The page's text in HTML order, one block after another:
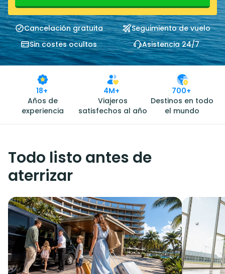
Cancelación gratuita
Seguimiento de vuelo
Sin costes ocultos
Asistencia 24/7
18+
Años de
experiencia
4M+
Viajeros
satisfechos al año
700+
Destinos en todo
el mundo
Todo listo antes de
aterrizar